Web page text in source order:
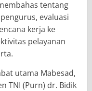
tentang
evaluasi
kerja ke
pelayanan
utama Mabesad,
TNI (Purn) dr. Bidik